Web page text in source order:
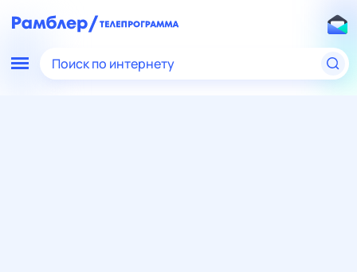
Поиск по интернету